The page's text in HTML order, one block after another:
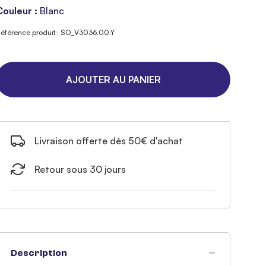
: Blanc
produit : SO_V3036.00.Y
AJOUTER AU PANIER
Livraison offerte dès 50€ d'achat
Retour sous 30 jours
Description